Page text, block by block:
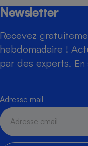
Newsletter
Recevez
hebdomadaire !
par des experts. En
Adresse mail